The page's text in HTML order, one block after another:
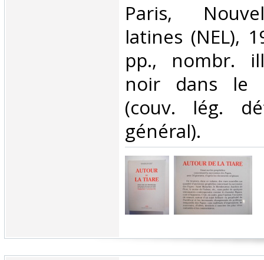
‎Paris,
latines (NEL),
pp., nombr.
noir dans le
(couv. lég.
général).‎